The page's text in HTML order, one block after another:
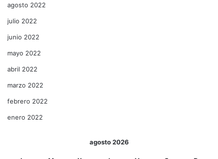
agosto 2022
julio 2022
junio 2022
mayo 2022
abril 2022
marzo 2022
febrero 2022
enero 2022
agosto 2026